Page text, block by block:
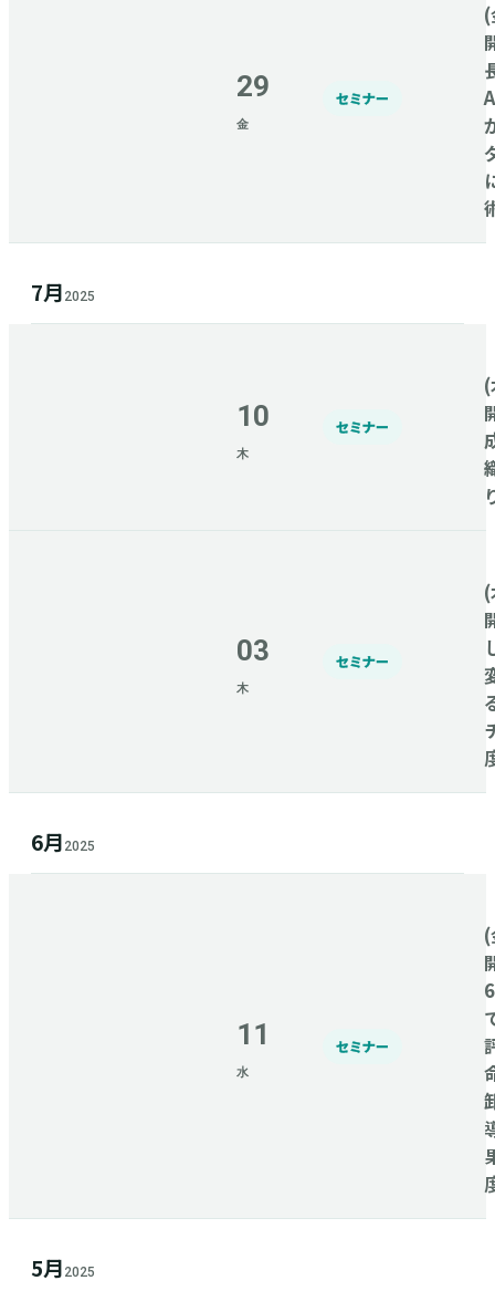
29
金
セミナー
7月 2025
10
木
セミナー
03
木
セミナー
6月 2025
11
水
セミナー
5月 2025